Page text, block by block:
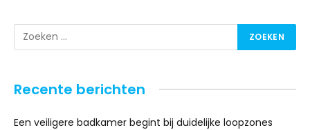
Recente berichten
Een veiligere badkamer begint bij duidelijke loopzones